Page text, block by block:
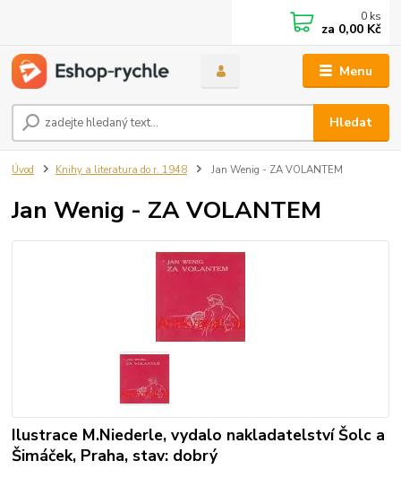
Menu
Hledat
0 ks
za 0,00 Kč
Úvod Knihy a literatura do r. 1948 Jan Wenig - ZA VOLANTEM
Jan Wenig - ZA VOLANTEM
Ilustrace M.Niederle, vydalo nakladatelství Šolc a
Šimáček, Praha, stav: dobrý